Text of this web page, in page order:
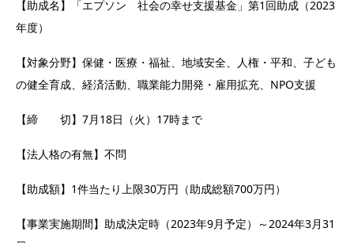
【助成名】「エプソン 社会の幸せ支援基金」第1回助成（2023
年度）
【対象分野】保健・医療・福祉、地域安全、人権・平和、子ども
の健全育成、経済活動、職業能力開発・雇用拡充、NPO支援
【締 切】7月18日（火）17時まで
【法人格の有無】不問
【助成額】1件当たり上限30万円（助成総額700万円）
【事業実施期間】助成決定時（2023年9月予定）～2024年3月31